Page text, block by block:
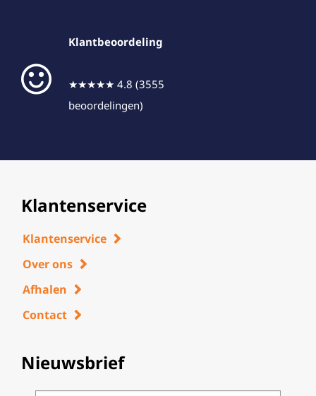
Klantbeoordeling
★★★★★ 4.8 (3555
beoordelingen)
Klantenservice
Klantenservice
Over ons
Afhalen
Contact
Nieuwsbrief